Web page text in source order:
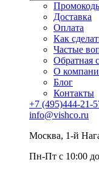
Доставка
Оплата
Как
Частые
Обратная
О
Блог
Контакты
+7 (495)444-21-
info@vishco.ru
Москва, 1-й
Пн-Пт с 10:00